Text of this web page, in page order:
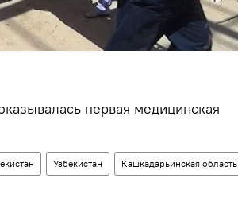
первая медицинская
Узбекистан Кашкадарьинская область